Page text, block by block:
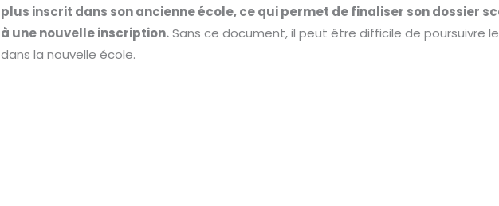
plus inscrit dans son ancienne école, ce qui permet de finaliser son dossier
à une nouvelle inscription.Sans ce document, il peut être difficile de poursuivre
dans la nouvelle école.